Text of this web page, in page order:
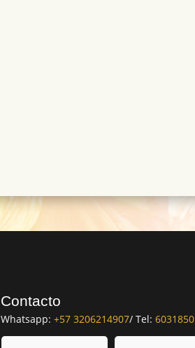
Contacto
Whatsapp:+57 3206214907/ Tel:6031850